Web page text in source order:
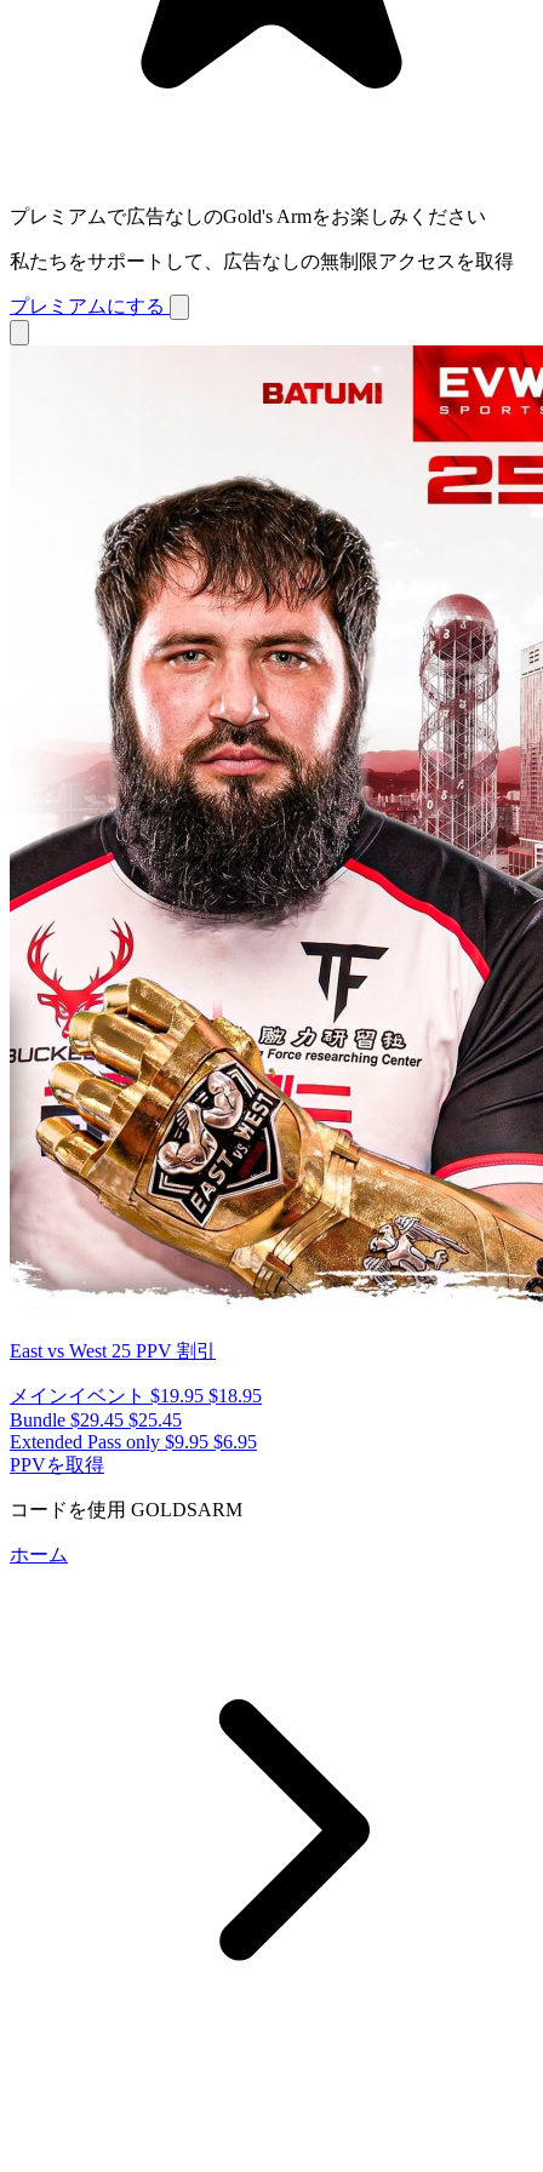
プレミアムで広告なしのGold's Armをお楽しみください
私たちをサポートして、広告なしの無制限アクセスを取得
プレミアムにする
East vs West 25 PPV 割引
メインイベント $19.95 $18.95
Bundle $29.45 $25.45
Extended Pass only $9.95 $6.95
PPVを取得
コードを使用 GOLDSARM
ホーム